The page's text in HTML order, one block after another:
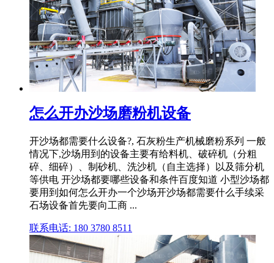
怎么开办沙场磨粉机设备
开沙场都需要什么设备?, 石灰粉生产机械磨粉系列 一般
情况下,沙场用到的设备主要有给料机、破碎机（分粗
碎、细碎）、制砂机、洗沙机（自主选择）以及筛分机
等供电 开沙场都要哪些设备和条件百度知道 小型沙场都
要用到如何怎么开办一个沙场开沙场都需要什么手续采
石场设备首先要向工商 ...
联系电话: 180 3780 8511